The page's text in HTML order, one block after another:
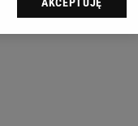
sp. z o.o., jej
swoje preferencje